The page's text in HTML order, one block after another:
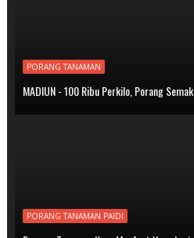
PORANG TANAMAN
MADIUN - 100 Ribu Perkilo, Porang
PORANG TANAMAN PAIDI